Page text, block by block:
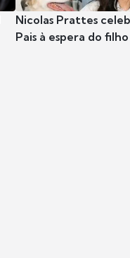
Nicolas Prattes
Pais à espera do filho